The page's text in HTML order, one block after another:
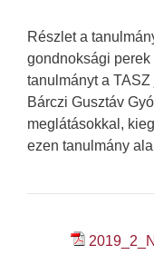
Részlet a
gondnoksági
tanulmányt a
Bárczi Gusztáv
meglátásokkal,
ezen tanulmány